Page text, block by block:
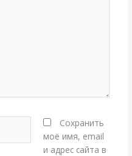
Сохранить
моё имя, email
и адрес сайта в